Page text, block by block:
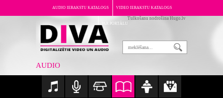
AUDIO IERAKSTU KATALOGS VIDEO IERAKSTU KATALOGS
PAR PORTĀLU
Tulkošanu nodrošina Hugo.lv
AUDIO